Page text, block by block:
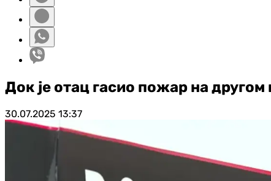
Док је отац гасио пожар на другом
30.07.2025 13:37